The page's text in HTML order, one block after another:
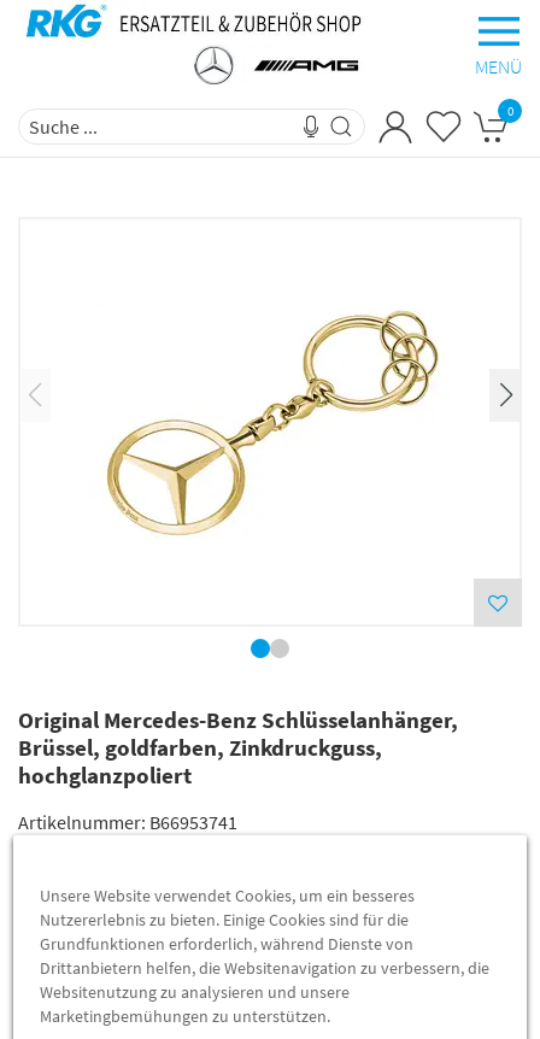
MENÜ
0
Original Mercedes-Benz Schlüsselanhänger,
Brüssel, goldfarben, Zinkdruckguss,
hochglanzpoliert
Artikelnummer: B66953741
Lieferung
Preis inkl.19%MwSt.
Versandkostenfrei
Unsere Website verwendet Cookies, um ein besseres
Nutzererlebnis zu bieten. Einige Cookies sind für die
Grundfunktionen erforderlich, während Dienste von
Drittanbietern helfen, die Websitenavigation zu verbessern, die
Websitenutzung zu analysieren und unsere
Marketingbemühungen zu unterstützen.